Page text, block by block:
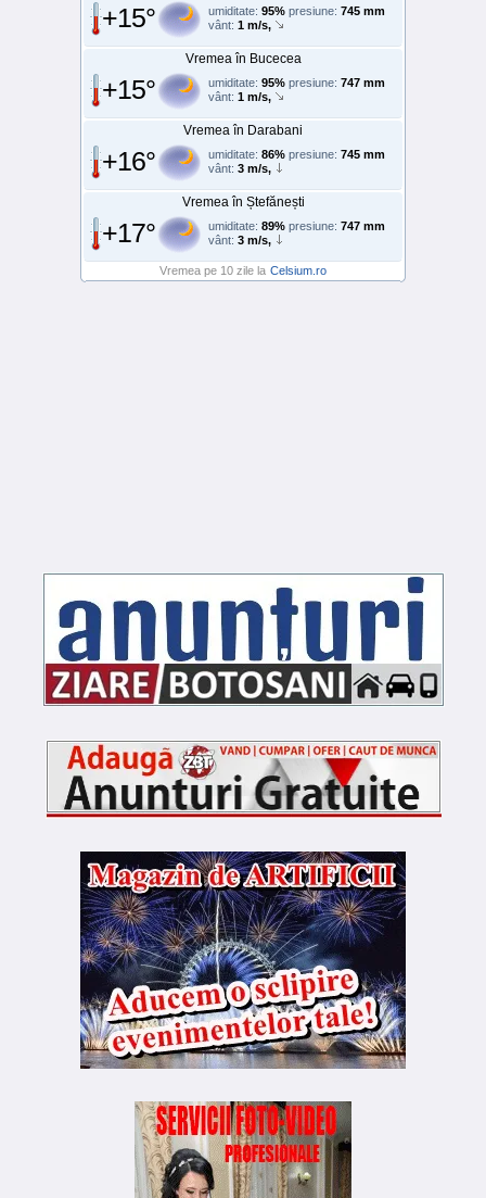
+15° umiditate: 95% presiune: 745 mm
vânt: 1 m/s,
Vremea în Bucecea
+15° umiditate: 95% presiune: 747 mm
vânt: 1 m/s,
Vremea în Darabani
+16° umiditate: 86% presiune: 745 mm
vânt: 3 m/s,
Vremea în Ștefănești
+17° umiditate: 89% presiune: 747 mm
vânt: 3 m/s,
Vremea pe 10 zile la Celsium.ro